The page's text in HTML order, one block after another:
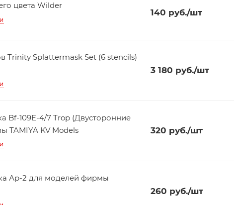
цвета Wilder
140 руб./шт
Trinity Splattermask Set (6 stencils)
3 180 руб./шт
4/7 Trop (Двусторонние
TAMIYA KV Models
320 руб./шт
Ар-2 для моделей фирмы
260 руб./шт